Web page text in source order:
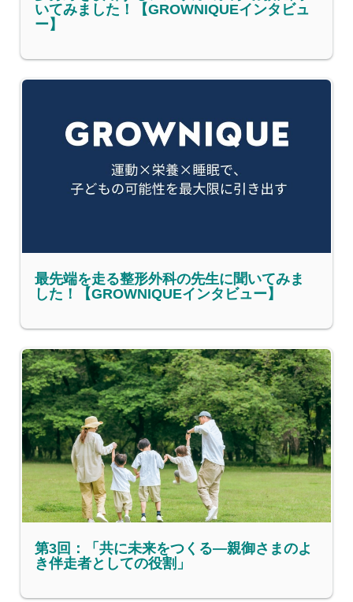
いてみました！【GROWNIQUEインタビュ
ー】
最先端を走る整形外科の先生に聞いてみま
した！【GROWNIQUEインタビュー】
第3回：「共に未来をつくる—親御さまのよ
き伴走者としての役割」